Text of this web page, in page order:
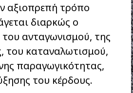
αξιοπρεπή τρόπο
διαρκώς ο
ανταγωνισμού, της
του καταναλωτισμού,
παραγωγικότητας,
του κέρδους.